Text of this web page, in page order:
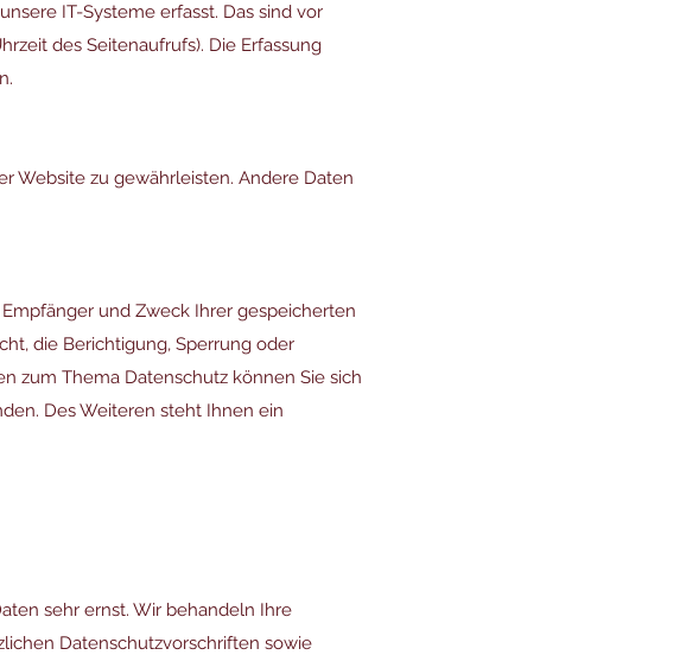
IT-Systeme erfasst. Das sind vor
des Seitenaufrufs). Die Erfassung
Website zu gewährleisten. Andere Daten
und Zweck Ihrer gespeicherten
die Berichtigung, Sperrung oder
zum Thema Datenschutz können Sie sich
Des Weiteren steht Ihnen ein
sehr ernst. Wir behandeln Ihre
Datenschutzvorschriften sowie